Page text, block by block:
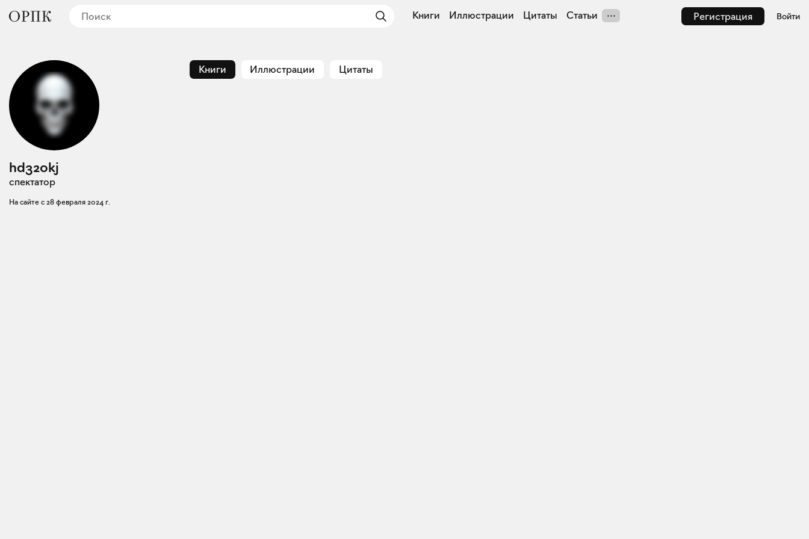
Регистрация Войти
Книги Иллюстрации Цитаты Статьи
hd320kj
спектатор
На сайте с 28 февраля 2024 г.
Книги Иллюстрации Цитаты